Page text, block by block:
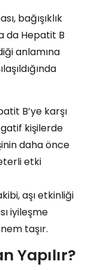
bağışıklık
da Hepatit B
anlamına
B’ye karşı
kişilerde
daha önce
etki
,aşı etkinliği
iyileşme
taşır.
Yapılır?